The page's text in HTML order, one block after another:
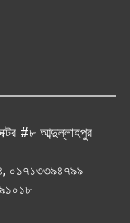
#৮ আব্দুল্লাহপুর
০১৭১৩৩৯৪৭৯৯